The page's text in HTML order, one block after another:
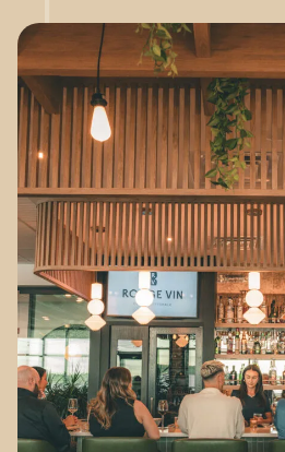
Nos territoires
Zone médias
Espace membres
EN